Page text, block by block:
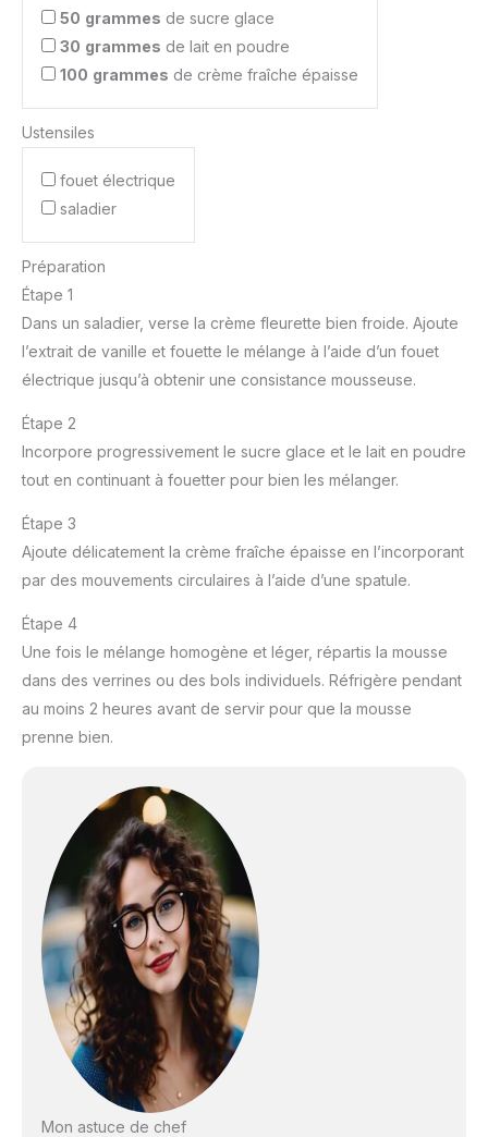
50 grammes de sucre glace
30 grammes de lait en poudre
100 grammes de crème fraîche épaisse
Ustensiles
fouet électrique
saladier
Préparation
Étape 1
Dans un saladier, verse la crème fleurette bien froide. Ajoute
l’extrait de vanille et fouette le mélange à l’aide d’un fouet
électrique jusqu’à obtenir une consistance mousseuse.
Étape 2
Incorpore progressivement le sucre glace et le lait en poudre
tout en continuant à fouetter pour bien les mélanger.
Étape 3
Ajoute délicatement la crème fraîche épaisse en l’incorporant
par des mouvements circulaires à l’aide d’une spatule.
Étape 4
Une fois le mélange homogène et léger, répartis la mousse
dans des verrines ou des bols individuels. Réfrigère pendant
au moins 2 heures avant de servir pour que la mousse
prenne bien.
Mon astuce de chef